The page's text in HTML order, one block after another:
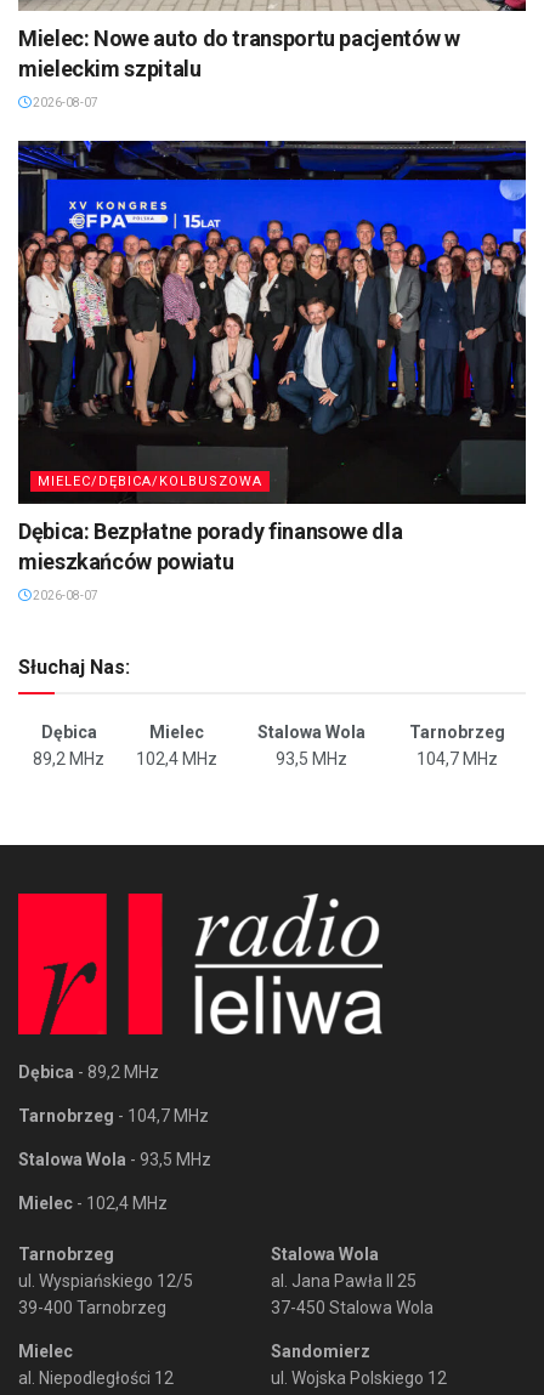
Mielec: Nowe auto do transportu pacjentów w
mieleckim szpitalu
2026-08-07
MIELEC/DĘBICA/KOLBUSZOWA
Dębica: Bezpłatne porady finansowe dla
mieszkańców powiatu
2026-08-07
Słuchaj Nas:
Dębica Mielec Stalowa Wola
Tarnobrzeg
89,2 MHz
102,4 MHz 93,5 MHz 104,7 MHz
Dębica - 89,2 MHz
Tarnobrzeg - 104,7 MHz
Stalowa Wola - 93,5 MHz
Mielec - 102,4 MHz
Tarnobrzeg
ul. Wyspiańskiego 12/5
39-400 Tarnobrzeg
Mielec
al. Niepodległości 12
Stalowa Wola
al. Jana Pawła II 25
37-450 Stalowa Wola
Sandomierz
ul. Wojska Polskiego 12